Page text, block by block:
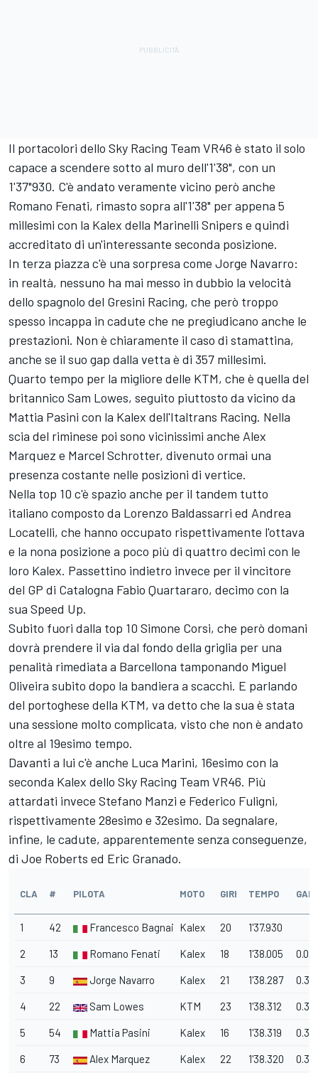
Il portacolori dello Sky Racing Team VR46 è stato il solo
capace a scendere sotto al muro dell'1'38", con un
1'37"930. C'è andato veramente vicino però anche
Romano Fenati, rimasto sopra all'1'38" per appena 5
millesimi con la Kalex della Marinelli Snipers e quindi
accreditato di un'interessante seconda posizione.
In terza piazza c'è una sorpresa come Jorge Navarro:
in realtà, nessuno ha mai messo in dubbio la velocità
dello spagnolo del Gresini Racing, che però troppo
spesso incappa in cadute che ne pregiudicano anche le
prestazioni. Non è chiaramente il caso di stamattina,
anche se il suo gap dalla vetta è di 357 millesimi.
Quarto tempo per la migliore delle KTM, che è quella del
britannico Sam Lowes, seguito piuttosto da vicino da
Mattia Pasini con la Kalex dell'Italtrans Racing. Nella
scia del riminese poi sono vicinissimi anche Alex
Marquez e Marcel Schrotter, divenuto ormai una
presenza costante nelle posizioni di vertice.
Nella top 10 c'è spazio anche per il tandem tutto
italiano composto da Lorenzo Baldassarri ed Andrea
Locatelli, che hanno occupato rispettivamente l'ottava
e la nona posizione a poco più di quattro decimi con le
loro Kalex. Passettino indietro invece per il vincitore
del GP di Catalogna Fabio Quartararo, decimo con la
sua Speed Up.
Subito fuori dalla top 10 Simone Corsi, che però domani
dovrà prendere il via dal fondo della griglia per una
penalità rimediata a Barcellona tamponando Miguel
Oliveira subito dopo la bandiera a scacchi. E parlando
del portoghese della KTM, va detto che la sua è stata
una sessione molto complicata, visto che non è andato
oltre al 19esimo tempo.
Davanti a lui c'è anche Luca Marini, 16esimo con la
seconda Kalex dello Sky Racing Team VR46. Più
attardati invece Stefano Manzi e Federico Fuligni,
rispettivamente 28esimo e 32esimo. Da segnalare,
infine, le cadute, apparentemente senza conseguenze,
di Joe Roberts ed Eric Granado.
CLA # PILOTA MOTO GIRI TEMPO GAP
1 42 Francesco Bagnaia Kalex 20 1'37.930
2 13 Romano Fenati Kalex 18 1'38.005
3 9 Jorge Navarro Kalex 21 1'38.287
4 22 Sam Lowes KTM 23 1'38.312
5 54 Mattia Pasini Kalex 16 1'38.319
6 73 Alex Marquez Kalex 22 1'38.320